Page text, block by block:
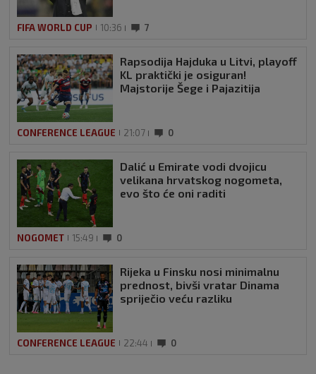
FIFA WORLD CUP 10:36 7
Rapsodija Hajduka u Litvi, playoff
KL praktički je osiguran!
Majstorije Šege i Pajazitija
CONFERENCE LEAGUE 21:07 0
Dalić u Emirate vodi dvojicu
velikana hrvatskog nogometa,
evo što će oni raditi
NOGOMET 15:49 0
Rijeka u Finsku nosi minimalnu
prednost, bivši vratar Dinama
spriječio veću razliku
CONFERENCE LEAGUE 22:44 0